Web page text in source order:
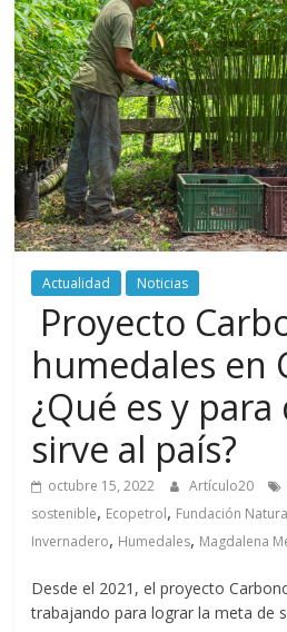
periodismo
digital
del
Politécnico
Grancolombiano
Actualidad Noticias
Proyecto
humedales en
¿Qué es y para
sirve al país?
octubre 15, 2022 Artículo20
sostenible, Ecopetrol, Fundación Natura
Invernadero, Humedales, Magdalena
Desde el 2021, el proyecto
trabajando para lograr la meta de